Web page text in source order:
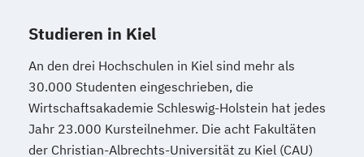
Studieren in Kiel
An den drei Hochschulen in Kiel sind mehr als
30.000 Studenten eingeschrieben, die
Wirtschaftsakademie Schleswig-Holstein hat jedes
Jahr 23.000 Kursteilnehmer. Die acht Fakultäten
der Christian-Albrechts-Universität zu Kiel (CAU)